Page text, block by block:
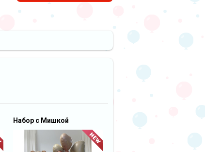
Набор с Мишкой